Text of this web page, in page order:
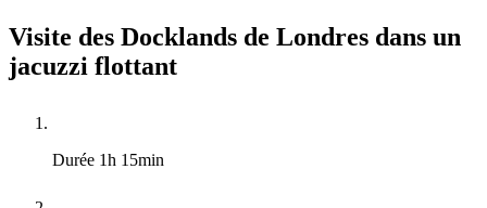
Visite des Docklands de Londres dans un
jacuzzi flottant
Durée 1h 15min